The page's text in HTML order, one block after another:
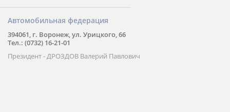
Автомобильная федерация
394061, г. Воронеж, ул. Урицкого, 66
Тел.: (0732) 16-21-01
Президент - ДРОЗДОВ Валерий Павлович